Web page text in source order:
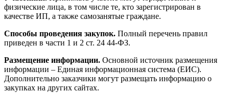
физические лица, в том числе те, кто зарегистрирован в
качестве ИП, а также самозанятые граждане.
Способы проведения закупок. Полный перечень правил
приведен в части 1 и 2 ст. 24 44-ФЗ.
Размещение информации. Основной источник размещения
информации – Единая информационная система (ЕИС).
Дополнительно заказчики могут размещать информацию о
закупках на других сайтах.